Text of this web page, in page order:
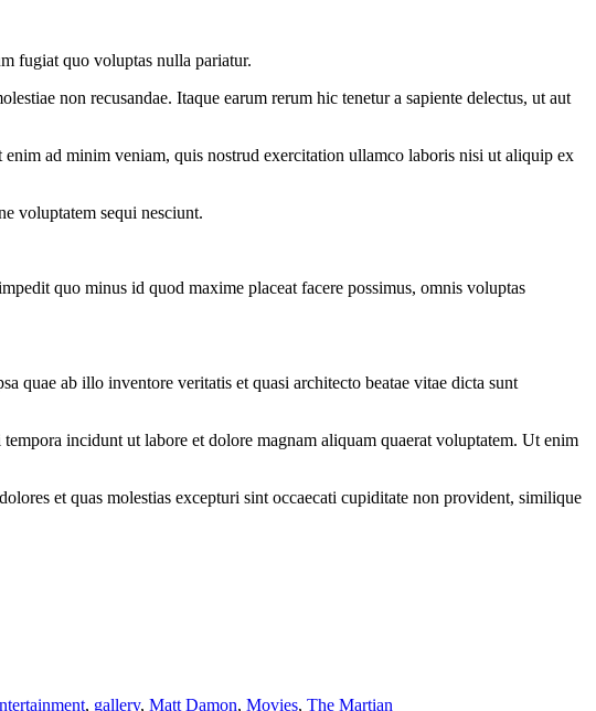
fugiat quo voluptas nulla pariatur.
non recusandae. Itaque earum rerum hic tenetur a sapiente delectus, ut aut
ad minim veniam, quis nostrud exercitation ullamco laboris nisi ut aliquip ex
voluptatem sequi nesciunt.
quo minus id quod maxime placeat facere possimus, omnis voluptas
quae ab illo inventore veritatis et quasi architecto beatae vitae dicta sunt
incidunt ut labore et dolore magnam aliquam quaerat voluptatem. Ut enim
et quas molestias excepturi sint occaecati cupiditate non provident, similique
, gallery, Matt Damon, Movies, The Martian